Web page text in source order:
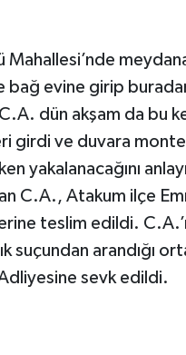
Mahallesi’nde
bağ evine girip
dün akşam da bu
girdi ve duvara
yakalanacağını
C.A., Atakum ilçe
teslim edildi.
suçundan arandığı
sevk edildi.